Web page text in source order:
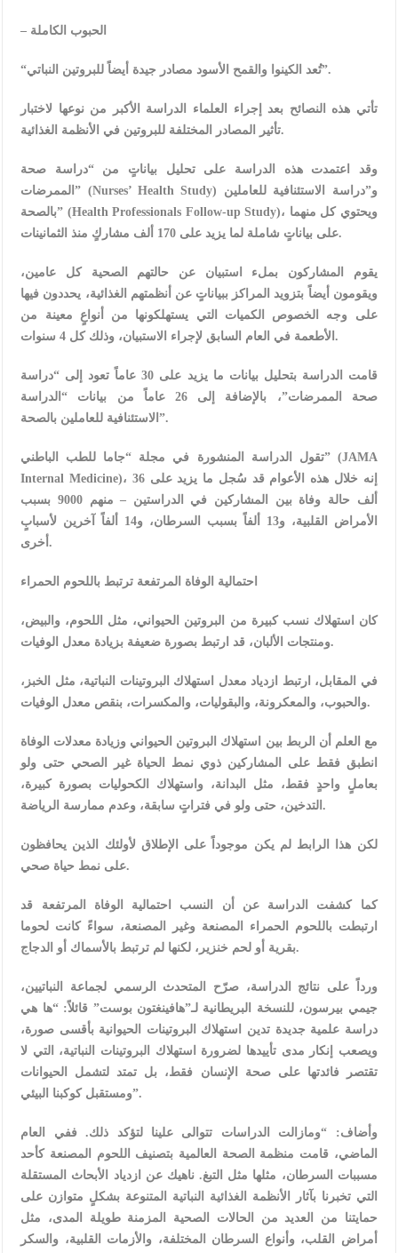
– الحبوب الكاملة
“تُعد الكينوا والقمح الأسود مصادر جيدة أيضاً للبروتين النباتي”.
تأتي هذه النصائح بعد إجراء العلماء الدراسة الأكبر من نوعها لاختبار
تأثير المصادر المختلفة للبروتين في الأنظمة الغذائية.
وقد اعتمدت هذه الدراسة على تحليل بياناتٍ من “دراسة صحة
الممرضات” (Nurses’ Health Study) و”دراسة الاستئنافية للعاملين
بالصحة” (Health Professionals Follow-up Study)، ويحتوي كل منهما
على بياناتٍ شاملة لما يزيد على 170 ألف مشاركٍ منذ الثمانينات.
يقوم المشاركون بملء استبيان عن حالتهم الصحية كل عامين،
ويقومون أيضاً بتزويد المراكز ببياناتٍ عن أنظمتهم الغذائية، يحددون فيها
على وجه الخصوص الكميات التي يستهلكونها من أنواعٍ معينة من
الأطعمة في العام السابق لإجراء الاستبيان، وذلك كل 4 سنوات.
قامت الدراسة بتحليل بيانات ما يزيد على 30 عاماً تعود إلى “دراسة
صحة الممرضات”، بالإضافة إلى 26 عاماً من بيانات “الدراسة
الاستئنافية للعاملين بالصحة”.
تقول الدراسة المنشورة في مجلة “جاما للطب الباطني” (JAMA
Internal Medicine)، إنه خلال هذه الأعوام قد سُجل ما يزيد على 36
ألف حالة وفاة بين المشاركين في الدراستين – منهم 9000 بسبب
الأمراض القلبية، و13 ألفاً بسبب السرطان، و14 ألفاً آخرين لأسبابٍ
أخرى.
احتمالية الوفاة المرتفعة ترتبط باللحوم الحمراء
كان استهلاك نسب كبيرة من البروتين الحيواني، مثل اللحوم، والبيض،
ومنتجات الألبان، قد ارتبط بصورة ضعيفة بزيادة معدل الوفيات.
في المقابل، ارتبط ازدياد معدل استهلاك البروتينات النباتية، مثل الخبز،
والحبوب، والمعكرونة، والبقوليات، والمكسرات، بنقص معدل الوفيات.
مع العلم أن الربط بين استهلاك البروتين الحيواني وزيادة معدلات الوفاة
انطبق فقط على المشاركين ذوي نمط الحياة غير الصحي حتى ولو
بعاملٍ واحدٍ فقط، مثل البدانة، واستهلاك الكحوليات بصورة كبيرة،
التدخين، حتى ولو في فتراتٍ سابقة، وعدم ممارسة الرياضة.
لكن هذا الرابط لم يكن موجوداً على الإطلاق لأولئك الذين يحافظون
على نمط حياة صحي.
كما كشفت الدراسة عن أن النسب احتمالية الوفاة المرتفعة قد
ارتبطت باللحوم الحمراء المصنعة وغير المصنعة، سواءً كانت لحوما
بقرية أو لحم خنزير، لكنها لم ترتبط بالأسماك أو الدجاج.
ورداً على نتائج الدراسة، صرّح المتحدث الرسمي لجماعة النباتيين،
جيمي بيرسون، للنسخة البريطانية لـ”هافينغتون بوست” قائلاً: “ها هي
دراسة علمية جديدة تدين استهلاك البروتينات الحيوانية بأقسى صورة،
ويصعب إنكار مدى تأييدها لضرورة استهلاك البروتينات النباتية، التي لا
تقتصر فائدتها على صحة الإنسان فقط، بل تمتد لتشمل الحيوانات
ومستقبل كوكبنا البيئي”.
وأضاف: “ومازالت الدراسات تتوالى علينا لتؤكد ذلك. ففي العام
الماضي، قامت منظمة الصحة العالمية بتصنيف اللحوم المصنعة كأحد
مسببات السرطان، مثلها مثل التبغ. ناهيك عن ازدياد الأبحاث المستقلة
التي تخبرنا بآثار الأنظمة الغذائية النباتية المتنوعة بشكلٍ متوازن على
حمايتنا من العديد من الحالات الصحية المزمنة طويلة المدى، مثل
أمراض القلب، وأنواع السرطان المختلفة، والأزمات القلبية، والسكر